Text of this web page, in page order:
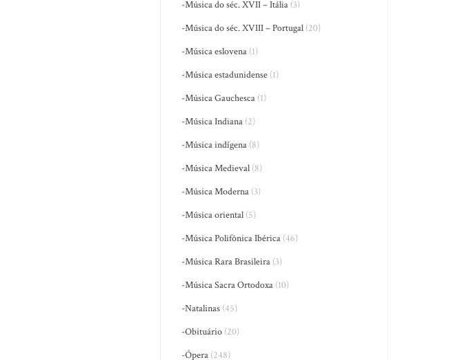
-Música do séc. XVII – Itália (3)
-Música do séc. XVIII – Portugal (20)
-Música eslovena (1)
-Música estadunidense (1)
-Música Gauchesca (1)
-Música Indiana (2)
-Música indígena (8)
-Música Medieval (8)
-Música Moderna (3)
-Música oriental (5)
-Música Polifônica Ibérica (46)
-Música Rara Brasileira (3)
-Música Sacra Ortodoxa (10)
-Natalinas (45)
-Obituário (20)
-Ópera (248)